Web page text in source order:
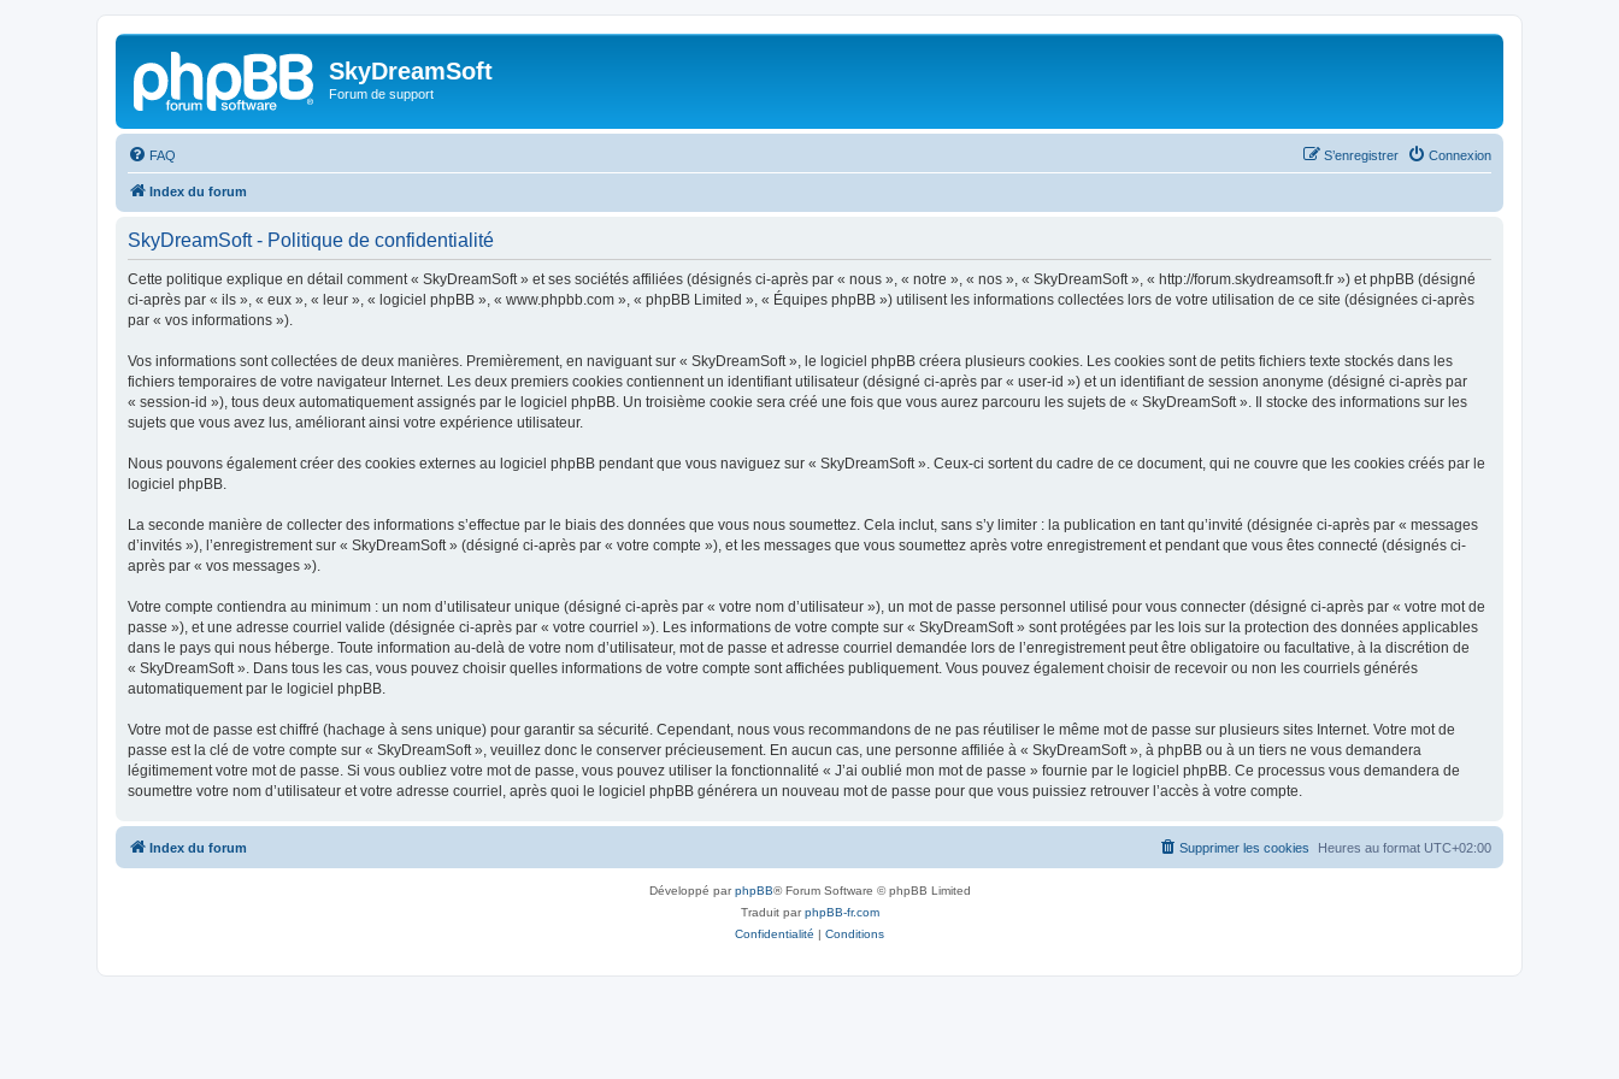
SkyDreamSoft
Forum de support
FAQ Connexion
S’enregistrer
Index du forum
SkyDreamSoft - Politique de confidentialité
Cette politique explique en détail comment « SkyDreamSoft » et ses sociétés affiliées (désignés ci-après par « nous », « notre », « nos », « SkyDreamSoft », « http://forum.skydreamsoft.fr ») et phpBB (désigné
ci-après par « ils », « eux », « leur », « logiciel phpBB », « www.phpbb.com », « phpBB Limited », « Équipes phpBB ») utilisent les informations collectées lors de votre utilisation de ce site (désignées ci-après
par « vos informations »).
Vos informations sont collectées de deux manières. Premièrement, en naviguant sur « SkyDreamSoft », le logiciel phpBB créera plusieurs cookies. Les cookies sont de petits fichiers texte stockés dans les
fichiers temporaires de votre navigateur Internet. Les deux premiers cookies contiennent un identifiant utilisateur (désigné ci-après par « user-id ») et un identifiant de session anonyme (désigné ci-après par
« session-id »), tous deux automatiquement assignés par le logiciel phpBB. Un troisième cookie sera créé une fois que vous aurez parcouru les sujets de « SkyDreamSoft ». Il stocke des informations sur les
sujets que vous avez lus, améliorant ainsi votre expérience utilisateur.
Nous pouvons également créer des cookies externes au logiciel phpBB pendant que vous naviguez sur « SkyDreamSoft ». Ceux-ci sortent du cadre de ce document, qui ne couvre que les cookies créés par le
logiciel phpBB.
La seconde manière de collecter des informations s’effectue par le biais des données que vous nous soumettez. Cela inclut, sans s’y limiter : la publication en tant qu’invité (désignée ci-après par « messages
d’invités »), l’enregistrement sur « SkyDreamSoft » (désigné ci-après par « votre compte »), et les messages que vous soumettez après votre enregistrement et pendant que vous êtes connecté (désignés ci-
après par « vos messages »).
Votre compte contiendra au minimum : un nom d’utilisateur unique (désigné ci-après par « votre nom d’utilisateur »), un mot de passe personnel utilisé pour vous connecter (désigné ci-après par « votre mot de
passe »), et une adresse courriel valide (désignée ci-après par « votre courriel »). Les informations de votre compte sur « SkyDreamSoft » sont protégées par les lois sur la protection des données applicables
dans le pays qui nous héberge. Toute information au-delà de votre nom d’utilisateur, mot de passe et adresse courriel demandée lors de l’enregistrement peut être obligatoire ou facultative, à la discrétion de
« SkyDreamSoft ». Dans tous les cas, vous pouvez choisir quelles informations de votre compte sont affichées publiquement. Vous pouvez également choisir de recevoir ou non les courriels générés
automatiquement par le logiciel phpBB.
Votre mot de passe est chiffré (hachage à sens unique) pour garantir sa sécurité. Cependant, nous vous recommandons de ne pas réutiliser le même mot de passe sur plusieurs sites Internet. Votre mot de
passe est la clé de votre compte sur « SkyDreamSoft », veuillez donc le conserver précieusement. En aucun cas, une personne affiliée à « SkyDreamSoft », à phpBB ou à un tiers ne vous demandera
légitimement votre mot de passe. Si vous oubliez votre mot de passe, vous pouvez utiliser la fonctionnalité « J’ai oublié mon mot de passe » fournie par le logiciel phpBB. Ce processus vous demandera de
soumettre votre nom d’utilisateur et votre adresse courriel, après quoi le logiciel phpBB générera un nouveau mot de passe pour que vous puissiez retrouver l’accès à votre compte.
Index du forum Heures au format UTC+02:00
Supprimer les cookies
Développé parphpBB® Forum Software © phpBB Limited
Traduit parphpBB-fr.com
Confidentialité | Conditions